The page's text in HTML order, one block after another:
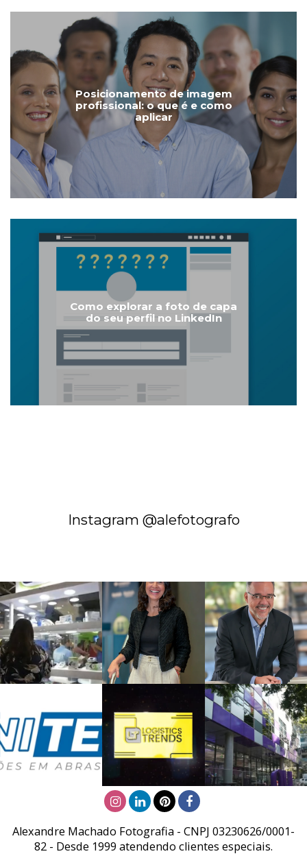
Posicionamento de imagem
profissional: o que é e como
aplicar
Como explorar a foto de capa
do seu perfil no LinkedIn
Instagram @alefotografo
Alexandre Machado Fotografia - CNPJ 03230626/0001-
82 - Desde 1999 atendendo clientes especiais.